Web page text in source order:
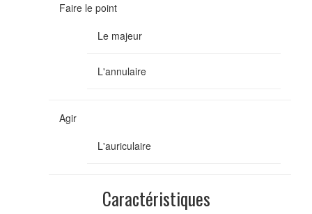
Faire le point
Le majeur
L'annulaire
Agir
L'auriculaire
Caractéristiques